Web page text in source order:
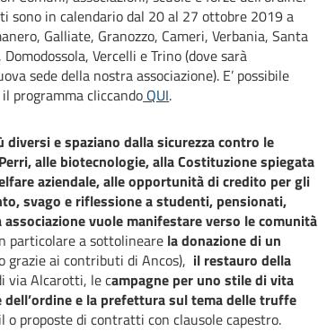
sono in calendario dal 20 al 27 ottobre 2019 a
Galliate, Granozzo, Cameri, Verbania, Santa
Vercelli e Trino (dove sarà
sede della nostra associazione). E’ possibile
programma cliccando QUI.
diversi e spaziano dalla sicurezza contro le
alle biotecnologie, alla Costituzione spiegata
aziendale, alle opportunità di credito per gli
svago e riflessione a studenti, pensionati,
vuole manifestare verso le comunità
particolare a sottolineare la donazione di un
grazie ai contributi di Ancos), il restauro della
via Alcarotti, le campagne per uno stile di vita
e la prefettura sul tema delle truffe
proposte di contratti con clausole capestro.